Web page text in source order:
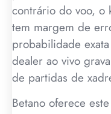
contrário do voo, o
tem margem de
probabilidade
dealer ao vivo
de partidas de
Betano oferece